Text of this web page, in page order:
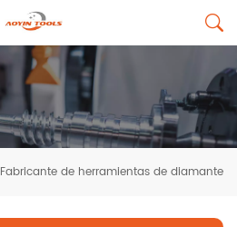
Fabricante de herramientas de diamante